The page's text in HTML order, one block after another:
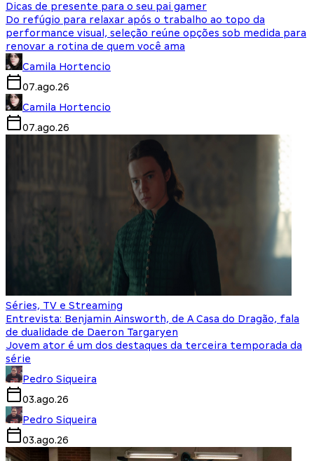
Dicas de presente para o seu pai gamer
Do refúgio para relaxar após o trabalho ao topo da
performance visual, seleção reúne opções sob medida para
renovar a rotina de quem você ama
Camila Hortencio
07.ago.26
Camila Hortencio
07.ago.26
Séries, TV e Streaming
Entrevista: Benjamin Ainsworth, de A Casa do Dragão, fala
de dualidade de Daeron Targaryen
Jovem ator é um dos destaques da terceira temporada da
série
Pedro Siqueira
03.ago.26
Pedro Siqueira
03.ago.26